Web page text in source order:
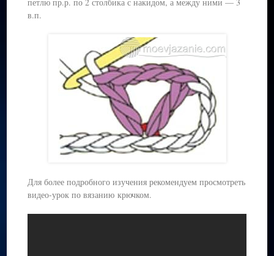
в.п.
Для более подробного изучения рекомендуем просмотреть
видео-урок по вязанию крючком.